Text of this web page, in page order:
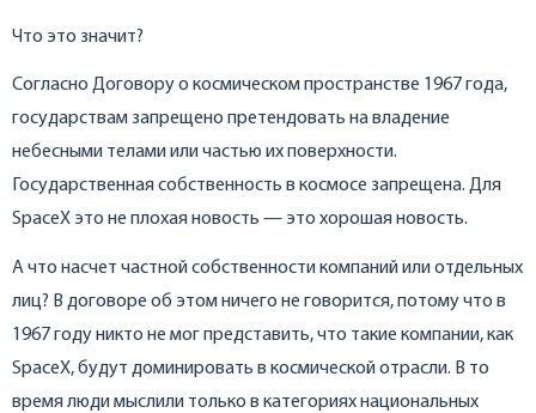
Что это значит?
Согласно Договору о космическом пространстве 1967 года,
государствам запрещено претендовать на владение
небесными телами или частью их поверхности.
Государственная собственность в космосе запрещена. Для
SpaceX это не плохая новость — это хорошая новость.
А что насчет частной собственности компаний или отдельных
лиц? В договоре об этом ничего не говорится, потому что в
1967 году никто не мог представить, что такие компании, как
SpaceX, будут доминировать в космической отрасли. В то
время люди мыслили только в категориях национальных